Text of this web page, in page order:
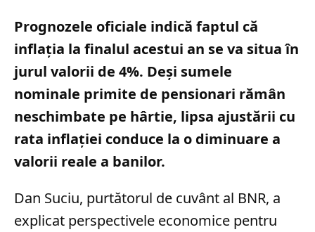
Prognozele oficiale indică faptul că
inflația la finalul acestui an se va situa în
jurul valorii de 4%. Deși sumele
nominale primite de pensionari rămân
neschimbate pe hârtie, lipsa ajustării cu
rata inflației conduce la o diminuare a
valorii reale a banilor.
Dan Suciu, purtătorul de cuvânt al BNR, a
explicat perspectivele economice pentru